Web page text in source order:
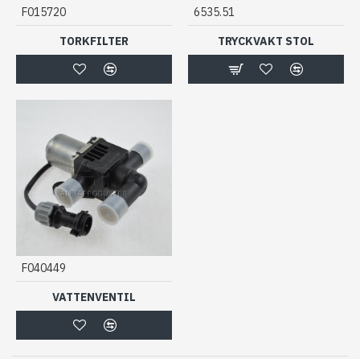
F015720
TORKFILTER
6535.51
TRYCKVAKT STOL
F040449
VATTENVENTIL